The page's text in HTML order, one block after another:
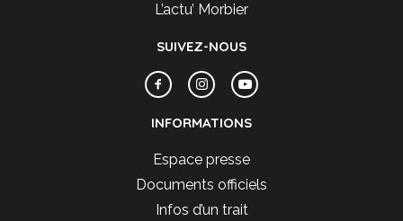
L’actu’ Morbier
SUIVEZ-NOUS
INFORMATIONS
Espace presse
Documents officiels
Infos d’un trait